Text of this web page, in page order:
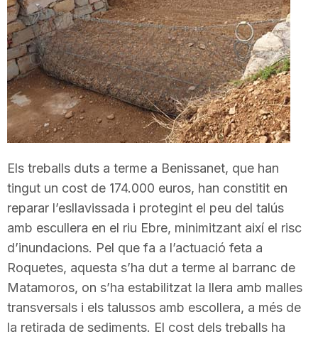
T
a
r
a
o
n
Els treballs duts a terme a Benissanet, que han
tingut un cost de 174.000 euros, han constitit en
reparar l’esllavissada i protegint el peu del talús
amb escullera en el riu Ebre, minimitzant així el risc
d’inundacions. Pel que fa a l’actuació feta a
Roquetes, aquesta s’ha dut a terme al barranc de
Matamoros, on s’ha estabilitzat la llera amb malles
transversals i els talussos amb escollera, a més de
la retirada de sediments. El cost dels treballs ha